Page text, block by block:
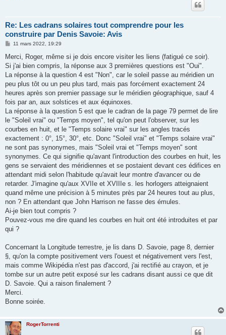
Re: Les cadrans solaires tout comprendre pour les
construire par Denis Savoie: Avis
M
s
g
11 mars 2022, 19:29
Merci, Roger, même si je dois encore visiter les liens (fatigué ce soir).
Si j'ai bien compris, la réponse aux 3 premières questions est "Oui".
La réponse à la question 4 est "Non", car le soleil passe au méridien un
peu plus tôt ou un peu plus tard, mais pas forcément exactement 24
heures après son premier passage sur le méridien géographique, sauf 4
fois par an, aux solstices et aux équinoxes.
La réponse à la question 5 est que le cadran de la page 79 permet de lire
le "Soleil vrai" ou "Temps moyen", tel qu'on peut l'observer, sur les
courbes en huit, et le "Temps solaire vrai" sur les angles tracés
exactement : 0°, 15°, 30°, etc. Donc "Soleil vrai" et "Temps solaire vrai"
ne sont pas synonymes, mais "Soleil vrai et "Temps moyen" sont
synonymes. Ce qui signifie qu'avant l'introduction des courbes en huit, les
gens se servaient des méridiennes et se postaient devant ces édifices en
attendant midi selon l'habitude qu'avait leur montre d'avancer ou de
retarder. J'imagine qu'aux XVIIe et XVIIIe s. les horlogers atteignaient
quand même une précision à 5 minutes près par 24 heures tout au plus,
non ? En attendant que John Harrison ne fasse des émules.
Ai-je bien tout compris ?
Pouvez-vous me dire quand les courbes en huit ont été introduites et par
qui ?
Concernant la Longitude terrestre, je lis dans D. Savoie, page 8, dernier
§, qu'on la compte positivement vers l'ouest et négativement vers l'est,
mais comme Wikipédia n'est pas d'accord, j'ai rectifié au crayon, et je
tombe sur un autre petit exposé sur les cadrans disant aussi ce que dit
D. Savoie. Qui a raison finalement ?
Merci.
Bonne soirée.
RogerTorrenti